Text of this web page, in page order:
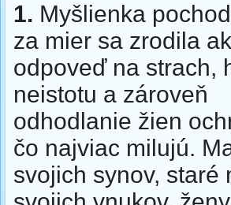
1. Myšlienka
za mier sa zrodila
odpoveď na strach,
neistotu a zároveň
odhodlanie žien
čo najviac milujú.
svojich synov, staré